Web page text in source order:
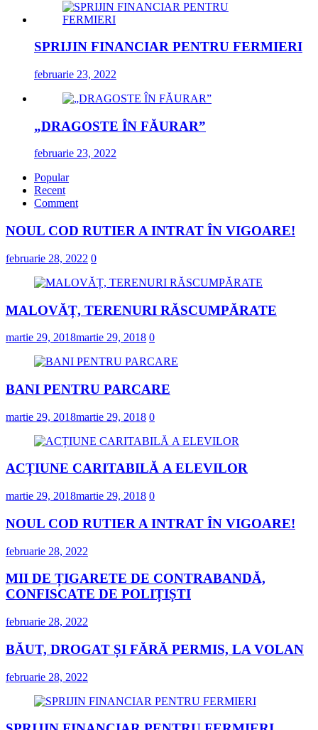
SPRIJIN FINANCIAR PENTRU FERMIERI
februarie 23, 2022
„DRAGOSTE ÎN FĂURAR”
februarie 23, 2022
Popular
Recent
Comment
NOUL COD RUTIER A INTRAT ÎN VIGOARE!
februarie 28, 2022 0
MALOVĂȚ, TERENURI RĂSCUMPĂRATE
martie 29, 2018martie 29, 2018 0
BANI PENTRU PARCARE
martie 29, 2018martie 29, 2018 0
ACȚIUNE CARITABILĂ A ELEVILOR
martie 29, 2018martie 29, 2018 0
NOUL COD RUTIER A INTRAT ÎN VIGOARE!
februarie 28, 2022
MII DE ȚIGARETE DE CONTRABANDĂ,
CONFISCATE DE POLIȚIȘTI
februarie 28, 2022
BĂUT, DROGAT ȘI FĂRĂ PERMIS, LA VOLAN
februarie 28, 2022